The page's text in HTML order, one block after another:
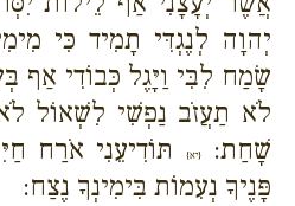
יְהוָה לְנֶגְדִּי תָמִיד כִּי
שָׂמַח לִבִּי וַיָּגֶל כְּבוֹדִי אַף
לֹא תַעֲזֹב נַפְשִׁי לִשְׁאוֹל
שָׁחַת:{יא}
תּוֹדִיעֵנִי אֹרַח
פָּנֶיךָ נְעִמוֹת בִּימִינְךָ נֶצַח: